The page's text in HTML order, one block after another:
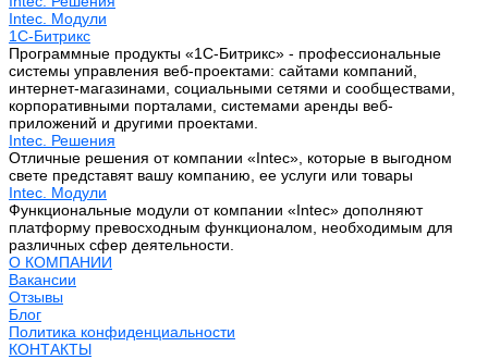
Intec. Модули
1С-Битрикс
Программные продукты «1С-Битрикс» - профессиональные
системы управления веб-проектами: сайтами компаний,
интернет-магазинами, социальными сетями и сообществами,
корпоративными порталами, системами аренды веб-
приложений и другими проектами.
Intec. Решения
Отличные решения от компании «Intec», которые в выгодном
свете представят вашу компанию, ее услуги или товары
Intec. Модули
Функциональные модули от компании «Intec» дополняют
платформу превосходным функционалом, необходимым для
различных сфер деятельности.
О КОМПАНИИ
Вакансии
Отзывы
Блог
Политика конфиденциальности
КОНТАКТЫ